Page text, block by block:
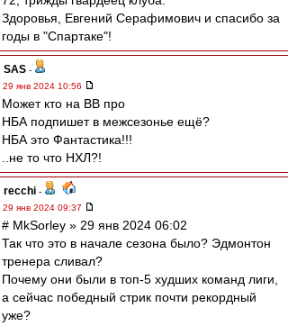
Здоровья, Евгений Серафимович и спасибо за
годы в "Спартаке"!
SAS -
29 янв 2024 10:56
Может кто на ВВ про
НБА подпишет в межсезонье ещё?
НБА это Фантастика!!!
..не то что НХЛ?!
recchi -
29 янв 2024 09:37
# MkSorley » 29 янв 2024 06:02
Так что это в начале сезона было? Эдмонтон
тренера сливал?
Почему они были в топ-5 худших команд лиги,
а сейчас победный стрик почти рекордный
уже?